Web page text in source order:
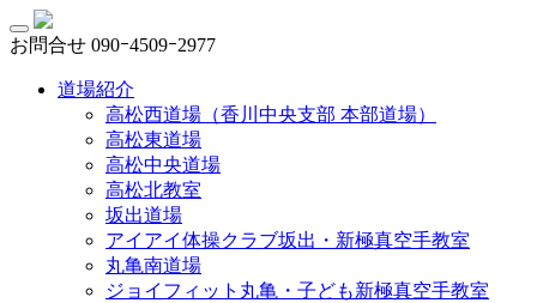
お問合せ 090ｰ4509ｰ2977
道場紹介
高松西道場（香川中央支部 本部道場）
高松東道場
高松中央道場
高松北教室
坂出道場
アイアイ体操クラブ坂出・新極真空手教室
丸亀南道場
ジョイフィット丸亀・子ども新極真空手教室